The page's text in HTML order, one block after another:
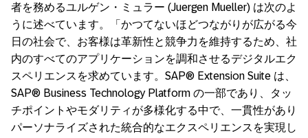
者を務めるユルゲン・ミュラー (Juergen Mueller) は次のよ
うに述べています。「かつてないほどつながりが広がる今
日の社会で、お客様は革新性と競争力を維持するため、社
内のすべてのアプリケーションを調和させるデジタルエク
スペリエンスを求めています。SAP® Extension Suite は、
SAP® Business Technology Platform の一部であり、タッ
チポイントやモダリティが多様化する中で、一貫性があり
パーソナライズされた統合的なエクスペリエンスを実現し